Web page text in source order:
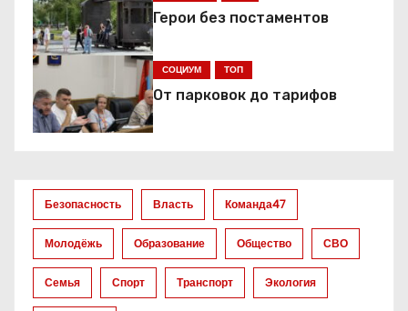
Герои без постаментов
СОЦИУМ ТОП
От парковок до тарифов
Безопасность Власть Команда47
Молодёжь Образование Общество СВО
Семья Спорт Транспорт Экология